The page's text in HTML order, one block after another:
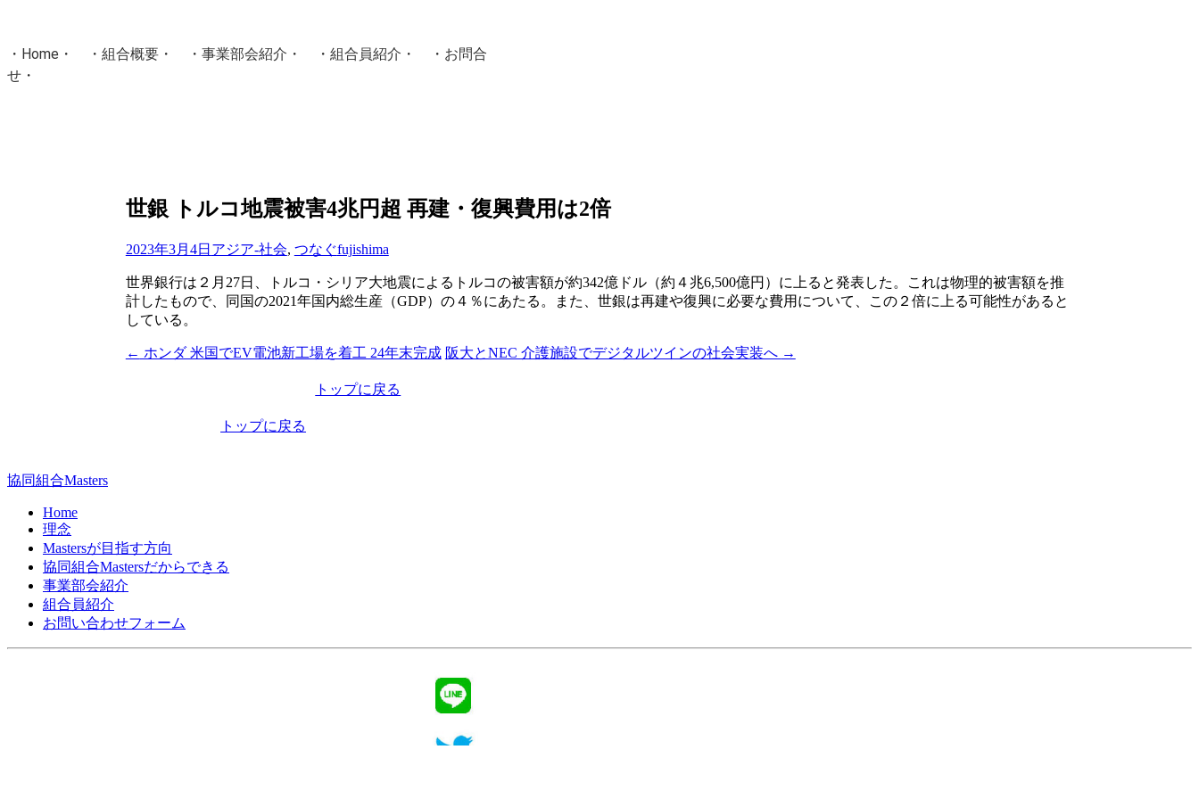
・ Home ・ ・ 組合概要 ・ ・ 事業部会紹介 ・ ・ 組合員紹介 ・ ・ お問合
せ ・
Masters組合員ログイン世銀 トルコ地震被害4兆円超 再建・復興費用は2倍
2023年3月4日 アジア-社会, つなぐfujishima
世界銀行は２月27日、トルコ・シリア大地震によるトルコの被害額が約342億ドル（約４兆6,500億円）に上ると発表した。これは物理的被害額を推
計したもので、同国の2021年国内総生産（GDP）の４％にあたる。また、世銀は再建や復興に必要な費用について、この２倍に上る可能性があると
している。
投
ョ
ン
← ホンダ 米国でEV電池新工場を着工 24年末完成 阪大とNEC 介護施設でデジタルツインの社会実装へ →
トップに戻る
トップに戻る
協同組合Masters
Home
理念
Mastersが目指す方向
協同組合Mastersだからできる
事業部会紹介
組合員紹介
お問い合わせフォーム